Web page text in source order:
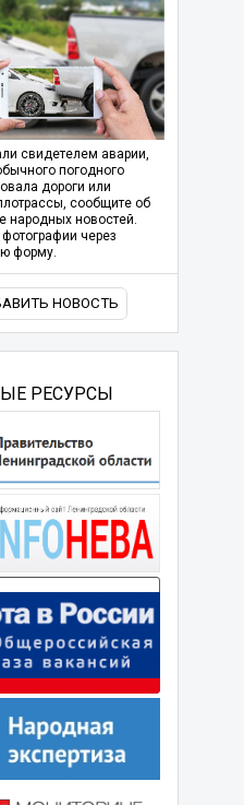
свидетелем аварии,
погодного
дороги или
сообщите об
народных новостей.
через
форму.
НОВОСТЬ
РЕСУРСЫ